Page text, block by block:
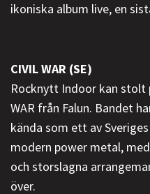
ikoniska album live, en
CIVIL WAR (SE)
Rocknytt Indoor kan stolt
WAR från Falun. Bandet
kända som ett av
modern power metal,
och storslagna
över.